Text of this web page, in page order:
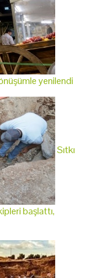
yenilendi
Sıtkı
başlattı,